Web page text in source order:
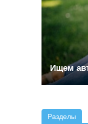
Ищем
Разделы